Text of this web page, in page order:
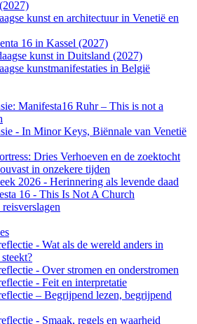
kunst en architectuur in Venetië en
16 in Kassel (2027)
kunst in Duitsland (2027)
kunstmanifestaties in België
Manifesta16 Ruhr – This is not a
- In Minor Keys, Biënnale van Venetië
Dries Verhoeven en de zoektocht
in onzekere tijden
2026 - Herinnering als levende daad
16 - This Is Not A Church
- Wat als de wereld anders in
- Over stromen en onderstromen
- Feit en interpretatie
– Begrijpend lezen, begrijpend
- Smaak, regels en waarheid